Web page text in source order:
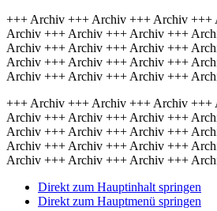
+++ Archiv +++ Archiv +++ Archiv
Archiv +++ Archiv +++ Archiv +++
Archiv +++ Archiv +++ Archiv +++
Archiv +++ Archiv +++ Archiv +++
Archiv +++ Archiv +++ Archiv +++
+++ Archiv +++ Archiv +++ Archiv
Archiv +++ Archiv +++ Archiv +++
Archiv +++ Archiv +++ Archiv +++
Archiv +++ Archiv +++ Archiv +++
Archiv +++ Archiv +++ Archiv +++
Direkt zum Hauptinhalt springen
Direkt zum Hauptmenü springen